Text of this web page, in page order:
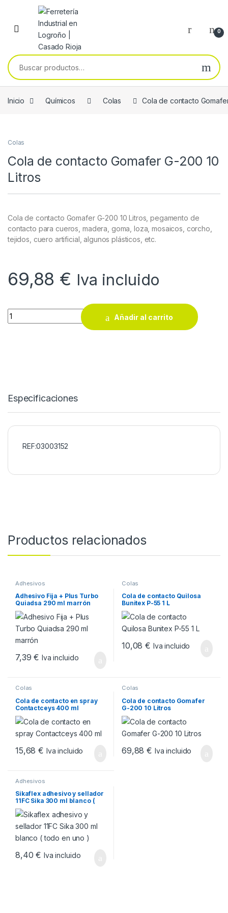
Skip to navigation
Skip to content
0
Buscar por:
Inicio Químicos Colas Cola de contacto
Colas
Cola de contacto Gomafer G-200 10
Litros
Cola de contacto Gomafer G-200 10 Litros, pegamento de
contacto para cueros, madera, goma, loza, mosaicos, corcho,
tejidos, cuero artificial, algunos plásticos, etc.
69,88 € Iva incluido
Cola de contacto Gomafer G-200 10 Litros quantity
Añadir al carrito
Especificaciones
REF:03003152
Productos relacionados
Adhesivos
Adhesivo Fija + Plus Turbo
Quiadsa 290 ml marrón
7,39€ Iva incluido
Colas
Cola de contacto Quilosa
Bunitex P-55 1 L
10,08€ Iva incluido
Colas
Cola de contacto en spray
Contactceys 400 ml
15,68€ Iva incluido
Colas
Cola de contacto Gomafer
G-200 10 Litros
69,88€ Iva incluido
Adhesivos
Sikaflex adhesivo y sellador
11FC Sika 300 ml blanco (
todo en uno )
8,40€ Iva incluido